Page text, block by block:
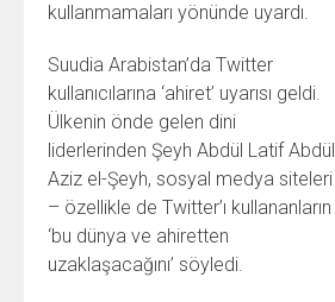
kullanmamaları yönünde uyardı.
Suudia Arabistan’da Twitter
kullanıcılarına ‘ahiret’ uyarısı geldi.
Ülkenin önde gelen dini
liderlerinden Şeyh Abdül Latif Abdül
Aziz el-Şeyh, sosyal medya siteleri
– özellikle de Twitter’ı kullananların
‘bu dünya ve ahiretten
uzaklaşacağını’ söyledi.